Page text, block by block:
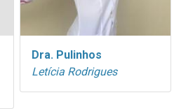
Dra. Pulinhos
Letícia Rodrigues